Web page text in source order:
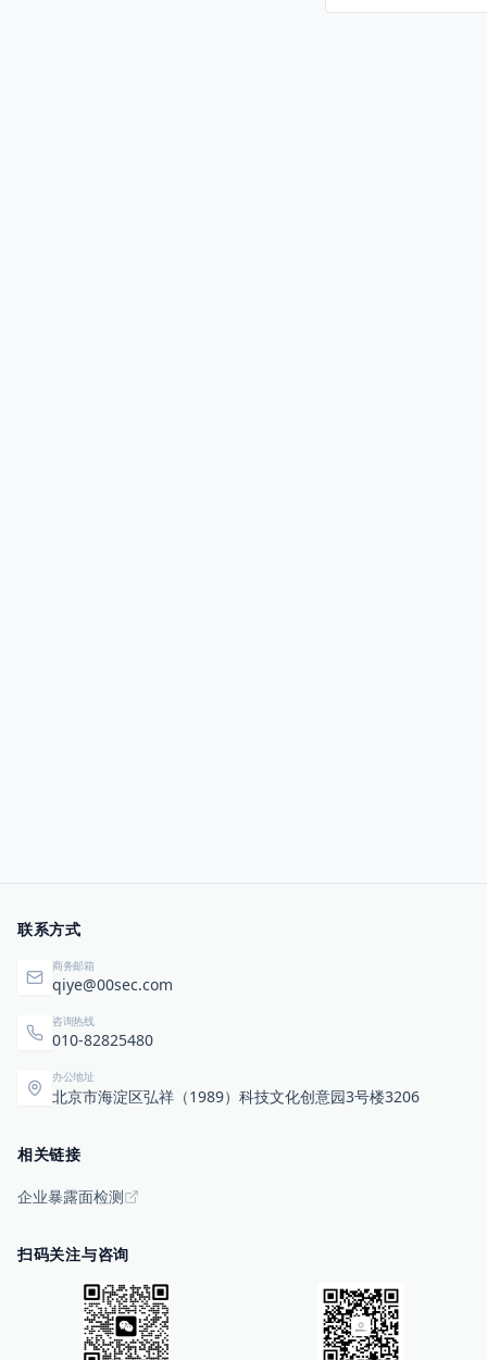
联系方式
商务邮箱
qiye@00sec.com
咨询热线
010-82825480
办公地址
北京市海淀区弘祥（1989）科技文化创意园3号楼3206
相关链接
企业暴露面检测
扫码关注与咨询